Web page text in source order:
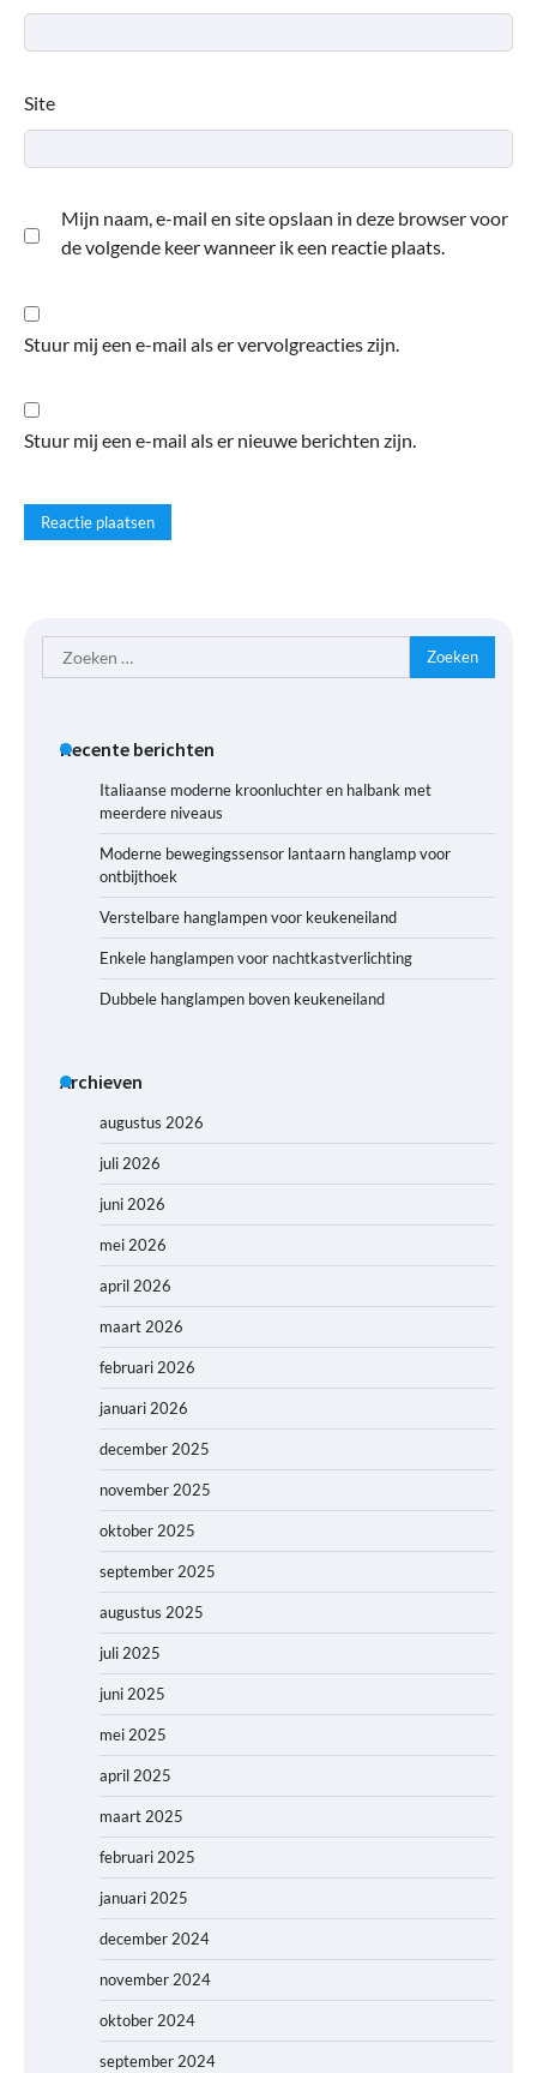
Site
Mijn naam, e-mail en site opslaan in deze browser voor
de volgende keer wanneer ik een reactie plaats.
Stuur mij een e-mail als er vervolgreacties zijn.
Stuur mij een e-mail als er nieuwe berichten zijn.
Zoeken
naar:
Recente berichten
Italiaanse moderne kroonluchter en halbank met
meerdere niveaus
Moderne bewegingssensor lantaarn hanglamp voor
ontbijthoek
Verstelbare hanglampen voor keukeneiland
Enkele hanglampen voor nachtkastverlichting
Dubbele hanglampen boven keukeneiland
Archieven
augustus 2026
juli 2026
juni 2026
mei 2026
april 2026
maart 2026
februari 2026
januari 2026
december 2025
november 2025
oktober 2025
september 2025
augustus 2025
juli 2025
juni 2025
mei 2025
april 2025
maart 2025
februari 2025
januari 2025
december 2024
november 2024
oktober 2024
september 2024